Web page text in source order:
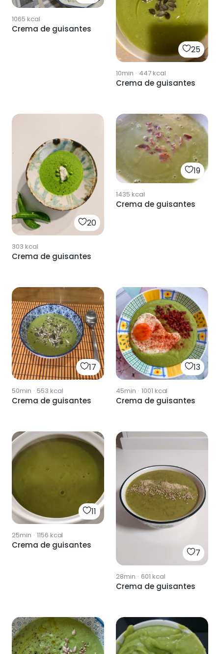
1065 kcal
Crema de guisantes
25
10min · 447kcal
Crema de guisantes
20
303 kcal
Crema de guisantes
19
1435 kcal
Crema de guisantes
17
50min · 553 kcal
Crema de guisantes
13
45min · 1001 kcal
Crema de guisantes
11
25min · 1156 kcal
Crema de guisantes
7
28min · 601 kcal
Crema de guisantes